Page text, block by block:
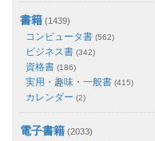
書籍 (1439)
コンピュータ書 (562)
ビジネス書 (342)
資格書 (186)
実用・趣味・一般書 (415)
カレンダー (2)
電子書籍 (2033)